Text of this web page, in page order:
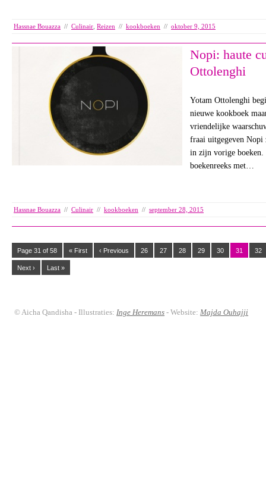
Hassnae Bouazza // Culinair Reizen // kookboeken // oktober 9, 2015
Nopi: haute
Ottolenghi
Yotam Ottolenghi
nieuwe kookboek
vriendelijke
fraai uitgegeven
in zijn vorige boeken.
boekenreeks met…
Hassnae Bouazza // Culinair // kookboeken // september 28, 2015
Page 31 of 58 « First ‹ Previous 26 27 28 29 30 31 32
Next › Last »
© Aicha Qandisha - Illustraties:Inge Heremans - Website:Majda Ouhajji